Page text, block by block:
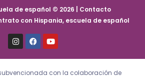
de español © 2026 | Contacto
con Hispania, escuela de español
I
n
s
t
F
a
c
e
Y
o
u
t
con la colaboración de